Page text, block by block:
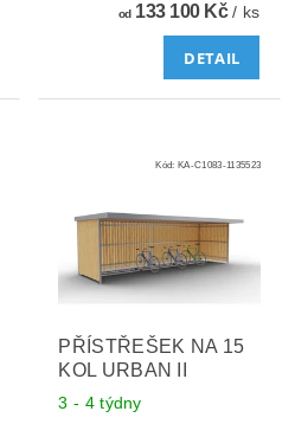
od133 100 Kč/ ks
DETAIL
Kód:KA-C1083-1135523
PŘÍSTŘEŠEK NA 15
KOL URBAN II
3 - 4 týdny